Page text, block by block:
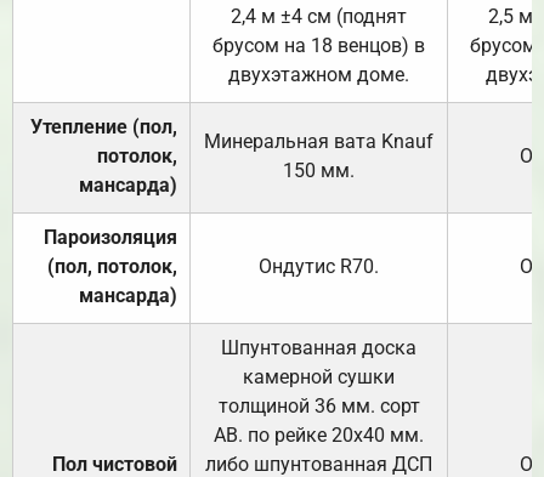
2,4 м ±4 см (поднят
брусом на 18 венцов) в
двухэтажном доме.
2,5 м
брусом
Утепление (пол,
потолок,
мансарда)
Минеральная вата Knauf
150 мм.
Пароизоляция
(пол, потолок,
мансарда)
Ондутис R70.
Пол чистовой
Шпунтованная доска
камерной сушки
толщиной 36 мм. сорт
АВ. по рейке 20х40 мм.
либо шпунтованная ДСП